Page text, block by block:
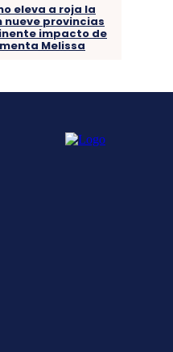
eleva a roja la
nueve provincias
impacto de
Melissa